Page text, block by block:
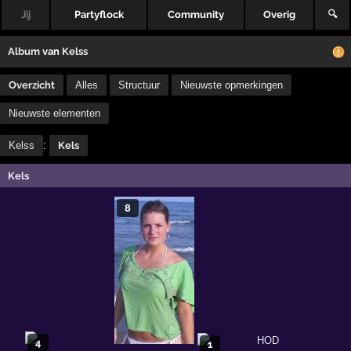
Jij Partyflock Community Overig 🔍
Album van Kelss
Overzicht Alles Structuur Nieuwste opmerkingen
Nieuwste elementen
Kelss : Kels
Kels
4
8
1